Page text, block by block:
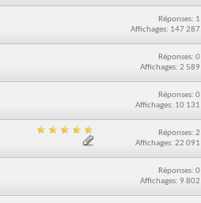
Réponses: 1
Affichages: 147 287
Réponses: 0
Affichages: 2 589
Réponses: 0
Affichages: 10 131
Réponses: 2
Affichages: 22 091
Réponses: 0
Affichages: 9 802